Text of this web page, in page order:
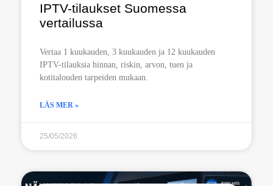
IPTV-tilaukset Suomessa
vertailussa
Vertaa 1 kuukauden, 3 kuukauden ja 12 kuukauden
IPTV-tilauksia hinnan, riskin, arvon, tuen ja
kotitalouden tarpeiden mukaan.
LÄS MER »
25/05/2026